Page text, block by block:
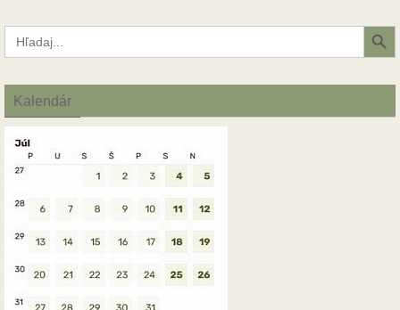
Search
for:
Search Button
Kalendár